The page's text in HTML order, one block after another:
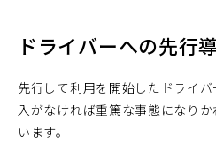
ドライバーへの先行
先行して利用を開始したドライ
入がなければ重篤な事態になり
います。